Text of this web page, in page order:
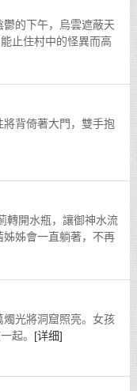
下午，烏雲遮蔽天
止住村中的怪異而高
倚著大門，雙手抱
水瓶，讓御神水流
姊會一直躺著，不再
將洞窟照亮。女孩
起。 [详细]